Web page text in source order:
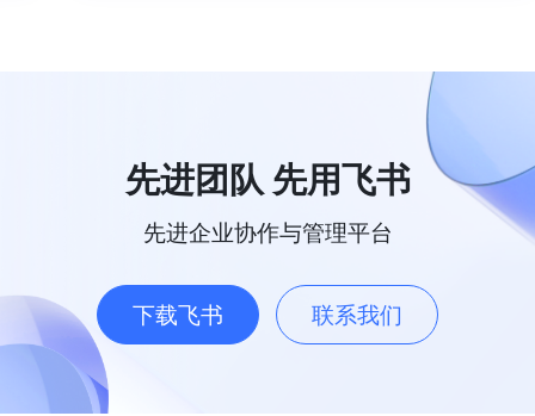
先进团队 先用飞书
先进企业协作与管理平台
下载飞书 联系我们